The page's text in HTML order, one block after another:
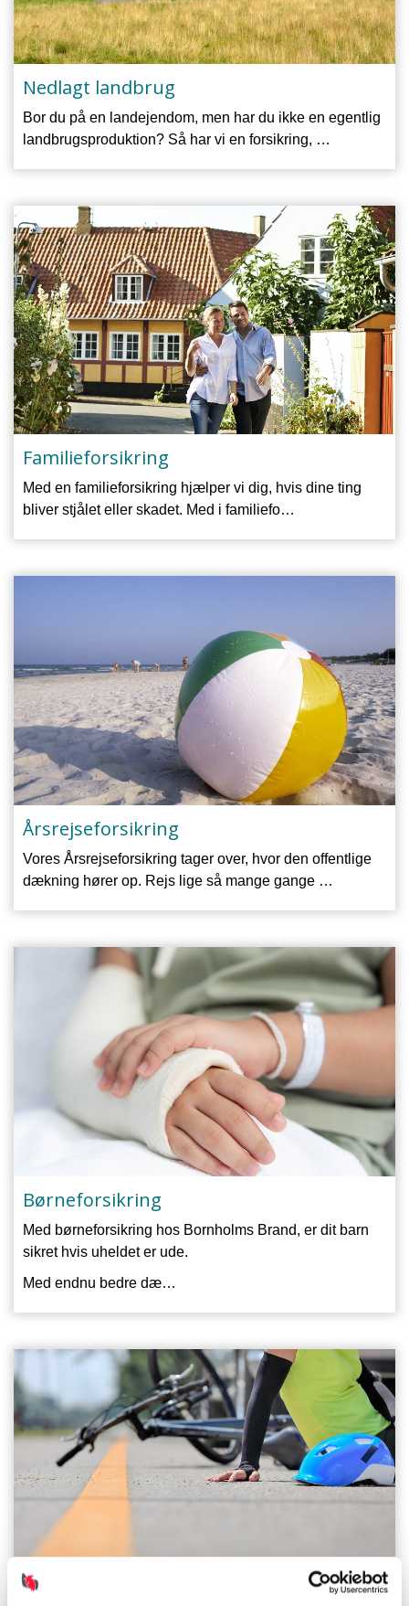
Nedlagt landbrug
Bor du på en landejendom, men har du ikke en egentlig
landbrugsproduktion? Så har vi en forsikring, …
Familieforsikring
Med en familieforsikring hjælper vi dig, hvis dine ting
bliver stjålet eller skadet. Med i familiefo…
Årsrejseforsikring
Vores Årsrejseforsikring tager over, hvor den offentlige
dækning hører op. Rejs lige så mange gange …
Børneforsikring
Med børneforsikring hos Bornholms Brand, er dit barn
sikret hvis uheldet er ude.
Med endnu bedre dæ…